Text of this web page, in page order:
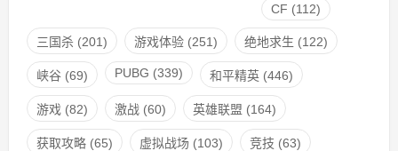
CF (112)
三国杀(201) 游戏体验(251) 绝地求生 (122)
峡谷(69) PUBG (339) 和平精英(446)
游戏 (82) 激战(60) 英雄联盟 (164)
获取攻略(65) 虚拟战场 (103) 竞技 (63)